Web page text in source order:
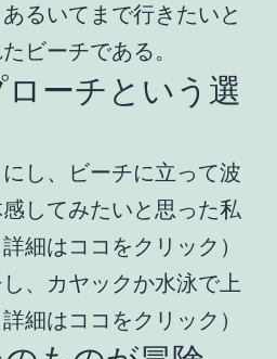
るいてまで行きたいと
ビーチである。
ーチという選
し、ビーチに立って波
してみたいと思った私
細はココをクリック）
、カヤックか水泳で上
細はココをクリック）